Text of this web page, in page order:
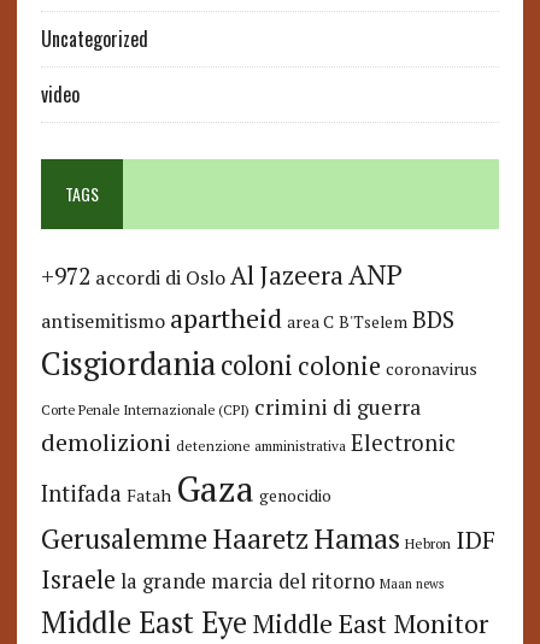
Uncategorized
video
TAGS
+972 accordi di Oslo Al JazeeraANP
antisemitismo apartheid area C B'Tselem BDS
Cisgiordaniacoloni colonie coronavirus
Corte Penale Internazionale (CPI) crimini di guerra
demolizioni detenzione amministrativa Electronic
Intifada Fatah Gaza genocidio
GerusalemmeHaaretzHamas Hebron IDF
Israele la grande marcia del ritorno Maan news
Middle East Eye Middle East Monitor